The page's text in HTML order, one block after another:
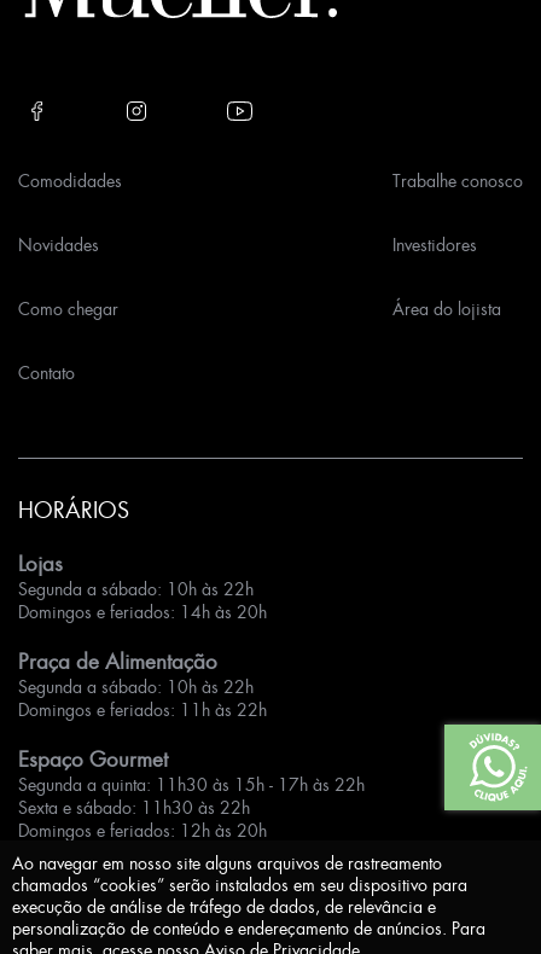
Comodidades
Novidades
Como chegar
Contato
Trabalhe conosco
Investidores
Área do lojista
HORÁRIOS
Lojas
Segunda a sábado: 10h às 22h
Domingos e feriados: 14h às 20h
Praça de Alimentação
Segunda a sábado: 10h às 22h
Domingos e feriados: 11h às 22h
Espaço Gourmet
Segunda a quinta: 11h30 às 15h - 17h às 22h
Sexta e sábado: 11h30 às 22h
Domingos e feriados: 12h às 20h
Ao navegar em nosso site alguns arquivos de rastreamento
chamados “cookies” serão instalados em seu dispositivo para
execução de análise de tráfego de dados, de relevância e
personalização de conteúdo e endereçamento de anúncios. Para